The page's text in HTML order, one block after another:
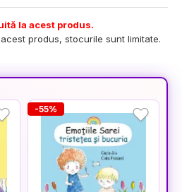
la acest produs.
produs, stocurile sunt limitate.
-55%